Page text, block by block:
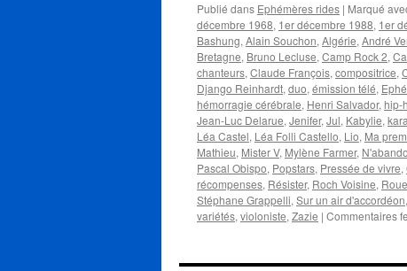
Publié dans Ephémères rides | Marqué
décembre 1968, 1er décembre 1988, 1er
Bashung, Alain Souchon, Algérie, André
Bretagne, Bruno Lecluse, Camp Rock 2,
chanteurs, Claude François, compositrice,
Django Reinhardt, duo, émission télé,
hémorragie cérébrale, Henri Salvador, hip-
Jean-Luc Delarue, Jenifer, Jul, Kabylie,
Léa Castel, Léa Folli Castello, Lio, Ma
Mathieu, Mister V, Mylène Farmer,
Pascal Obispo, Popstars, Pressée de vivre,
récompenses, Résister, Roch Voisine,
Stéphane Grappelli, Sur un air d'accordéon,
variétés, violoniste, Zazie | Commentaires